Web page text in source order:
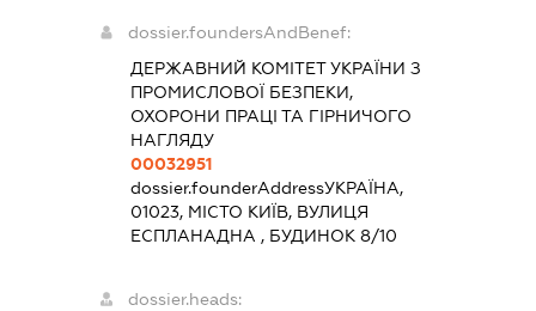
dossier.foundersAndBenef:
ДЕРЖАВНИЙ КОМІТЕТ УКРАЇНИ З
ПРОМИСЛОВОЇ БЕЗПЕКИ,
ОХОРОНИ ПРАЦІ ТА ГІРНИЧОГО
НАГЛЯДУ
00032951
dossier.founderAddressУКРАЇНА,
01023, МІСТО КИЇВ, ВУЛИЦЯ
ЕСПЛАНАДНА , БУДИНОК 8/10
dossier.heads: